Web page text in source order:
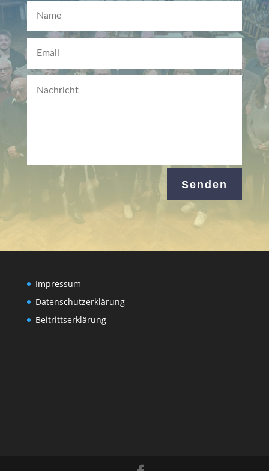
Senden
Impressum
Datenschutzerklärung
Beitrittserklärung